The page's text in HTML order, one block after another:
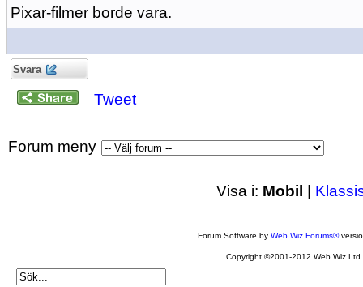
Pixar-filmer borde vara.
Svara
Tweet
Forum meny
Visa i: Mobil |
Forum Software byWeb Wiz Forums®
Copyright ©2001-2012 Web Wiz Ltd.